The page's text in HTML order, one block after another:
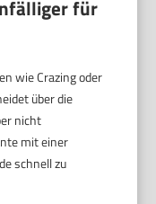
für
wie Crazing oder
über die
nicht
mit einer
schnell zu